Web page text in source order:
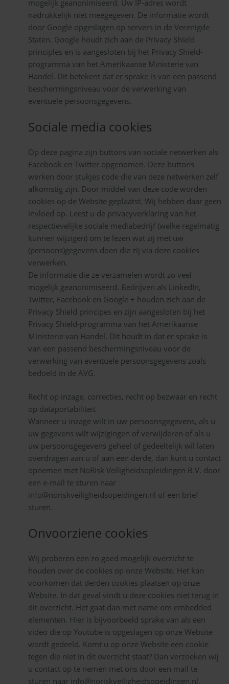
mogelijk geanonimiseerd. Uw IP-adres wordt
nadrukkelijk niet meegegeven. De informatie wordt
door Google opgeslagen op servers in de Verenigde
Staten. Google houdt zich aan de Privacy Shield
principles en is aangesloten bij het Privacy Shield-
programma van het Amerikaanse Ministerie van
Handel. Dit betekent dat er sprake is van een passend
beschermingsniveau voor de verwerking van
eventuele persoonsgegevens.
Sociale media cookies
Op deze pagina zijn buttons van sociale netwerken als
Facebook en Twitter opgenomen. Deze buttons
werken door stukjes code die van deze netwerken zelf
afkomstig zijn. Door middel van deze code worden
cookies op de Website geplaatst. Wij hebben daar geen
invloed op. Leest u de privacyverklaring van het
respectievelijke sociale mediabedrijf (welke regelmatig
kunnen wijzigen) om te lezen wat zij met uw
(persoons)gegevens doen die zij via deze cookies
verwerken.
De informatie die ze verzamelen wordt zo veel
mogelijk geanonimiseerd. Bedrijven als LinkedIn,
Twitter, Facebook en Google + houden zich aan de
Privacy Shield principes en zijn aangesloten bij het
Privacy Shield-programma van het Amerikaanse
Ministerie van Handel. Dit houdt in dat er sprake is
van een passend beschermingsniveau voor de
verwerking van eventuele persoonsgegevens zoals
bedoeld in de AVG.
Recht op inzage, correcties, recht op bezwaar en recht
op dataportabiliteit
Wanneer u inzage wilt in uw persoonsgegevens, als u
uw gegevens wilt wijzigingen of verwijderen of als u
uw persoonsgegevens geheel of gedeeltelijk wil laten
overdragen aan u of aan een derde, dan kunt u contact
opnemen met NoRisk Veiligheidsopleidingen B.V. door
een e-mail te sturen naar
info@noriskveiligheidsopeidingen.nl of een brief
sturen.
Onvoorziene cookies
Wij proberen een zo goed mogelijk overzicht te
houden over de cookies op onze Website. Het kan
voorkomen dat derden cookies plaatsen op onze
Website. In dat geval vindt u deze cookies niet terug in
dit overzicht. Het gaat dan met name om embedded
elementen. Hier is bijvoorbeeld sprake van als een
video die op Youtube is opgeslagen op onze Website
wordt gedeeld. Komt u op onze Website een cookie
tegen die niet in dit overzicht staat? Dan verzoeken wij
u contact op te nemen met ons door een mail te
sturen naar info@noriskveiligheidsopeidingen.nl.